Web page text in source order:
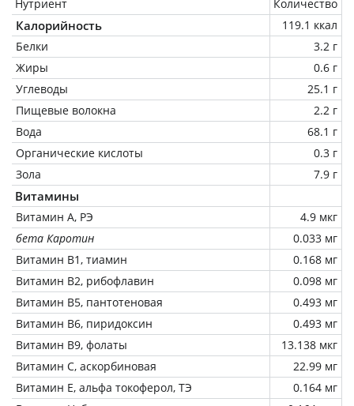
Нутриент
Количество
Калорийность
119.1 ккал
Белки
3.2 г
Жиры
0.6 г
Углеводы
25.1 г
Пищевые волокна
2.2 г
Вода
68.1 г
Органические кислоты
0.3 г
Зола
7.9 г
Витамины
Витамин А, РЭ
4.9 мкг
бета Каротин
0.033 мг
Витамин В1, тиамин
0.168 мг
Витамин В2, рибофлавин
0.098 мг
Витамин В5, пантотеновая
0.493 мг
Витамин В6, пиридоксин
0.493 мг
Витамин В9, фолаты
13.138 мкг
Витамин C, аскорбиновая
22.99 мг
Витамин Е, альфа токоферол, ТЭ
0.164 мг